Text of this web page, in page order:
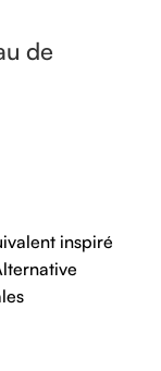
de
inspiré